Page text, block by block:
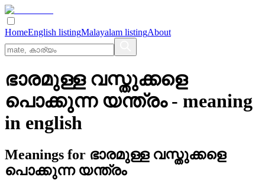
HomeEnglish listingMalayalam listingAbout
ഭാരമുള്ള വസ്തുക്കളെ
പൊക്കുന്ന യന്ത്രം- meaning
in english
Meanings for ഭാരമുള്ള വസ്തുക്കളെ
പൊക്കുന്ന യന്ത്രം